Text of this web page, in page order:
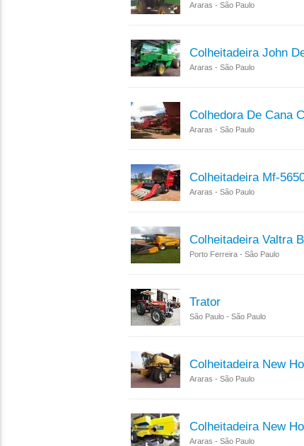
Araras - São Paulo
Colheitadeira John
Araras - São Paulo
Colhedora De Cana
Araras - São Paulo
Colheitadeira Mf-
Araras - São Paulo
Colheitadeira Valtra
Porto Ferreira - São Paulo
Trator
São Paulo - São Paulo
Colheitadeira New
Araras - São Paulo
Colheitadeira New
Araras - São Paulo